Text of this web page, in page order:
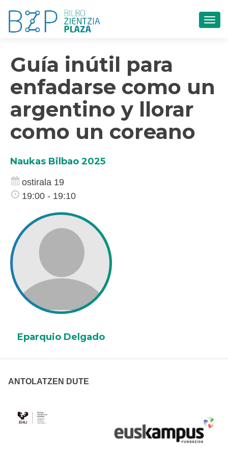
Guía inútil para
enfadarse como un
argentino y llorar
como un coreano
Naukas Bilbao 2025
ostirala 19
19:00 - 19:10
Eparquio Delgado
ANTOLATZEN DUTE